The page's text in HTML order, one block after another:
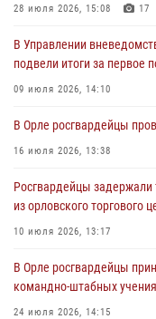
совершении
04 августа 2026, 14:21
04 августа 2026, 14:06
предоставлении госуслуг
03 августа 2026, 14:30
28 июля 2026, 15:08 17
В Управлении
подвели итоги за первое
09 июля 2026, 14:10
В Орле росгвардейцы
16 июля 2026, 13:38
Росгвардейцы
из орловского торгового
10 июля 2026, 13:17
В Орле росгвардейцы
командно-штабных
24 июля 2026, 14:15